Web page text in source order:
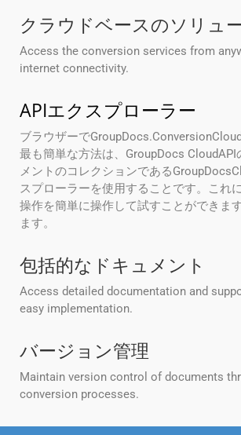
クラウドベースのソリュ
Access the conversion services from
internet connectivity.
APIエクスプローラー
ブラウザーで
最も簡単な方法は、GroupDocs CloudAPI
メントのコレクションである
スプローラーを使用することです。これ
操作を簡単に操作して試すことができま
ます。
包括的なドキュメント
Access detailed documentation and
easy implementation.
バージョン管理
Maintain version control of documents
conversion processes.